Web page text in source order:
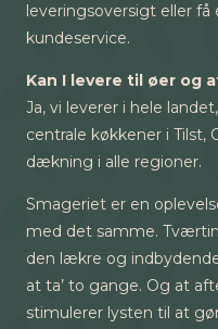
leveringsoversigt eller
kundeservice.
Kan I levere til øer og
Ja, vi leverer i hele
centrale køkkener i Tilst,
dækning i alle regioner.
Smageriet er en
med det samme.
den lækre og
at ta’ to gange. Og at
stimulerer lysten til at